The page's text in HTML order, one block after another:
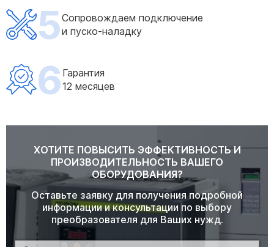
5Сопровождаем подключение
и пуско-наладку
6 Гарантия
12 месяцев
ХОТИТЕ ПОВЫСИТЬ ЭФФЕКТИВНОСТЬ И
ПРОИЗВОДИТЕЛЬНОСТЬ ВАШЕГО
ОБОРУДОВАНИЯ?
Оставьте заявку для получения подробной
информации и консультации по выбору
преобразователя для Ваших нужд.